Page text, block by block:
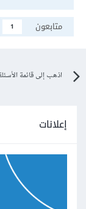
متابعون
1
اذهب إلى قائمة الأسئلة
إعلانات